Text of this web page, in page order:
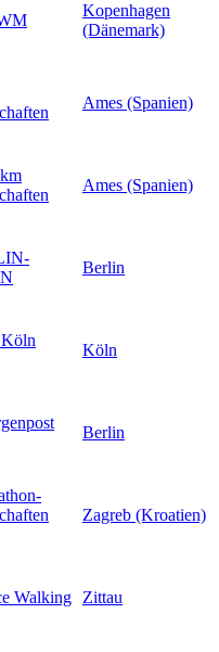
Kopenhagen
(Dänemark)
Ames (Spanien)
Ames (Spanien)
Berlin
Köln
Köln
Berlin
Zagreb (Kroatien)
Walking Zittau